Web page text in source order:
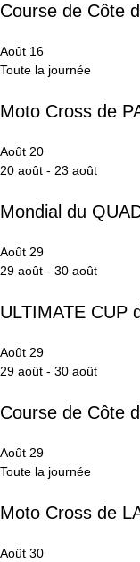
Course de Côte
Août 16
Toute la journée
Moto Cross de
Août 20
20 août - 23 août
Mondial du
Août 29
29 août - 30 août
ULTIMATE CUP
Août 29
29 août - 30 août
Course de Côte
Août 29
Toute la journée
Moto Cross de
Août 30